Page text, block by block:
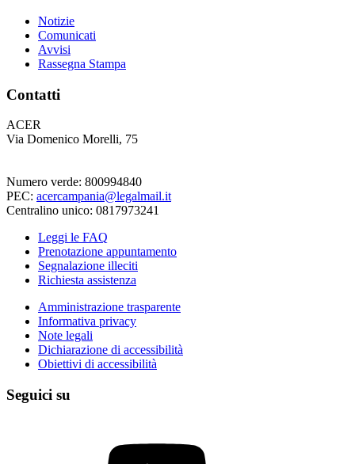
Notizie
Comunicati
Avvisi
Rassegna Stampa
Contatti
ACER
Via Domenico Morelli, 75
Numero verde: 800994840
PEC: acercampania@legalmail.it
Centralino unico: 0817973241
Leggi le FAQ
Prenotazione appuntamento
Segnalazione illeciti
Richiesta assistenza
Amministrazione trasparente
Informativa privacy
Note legali
Dichiarazione di accessibilità
Obiettivi di accessibilità
Seguici su